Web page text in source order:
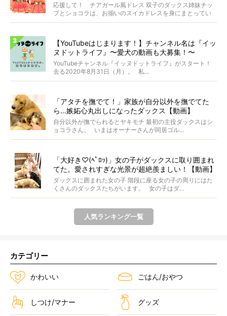
応援して！ チアガール風ドレス 双子のダックス姉妹チッ
プとショコラは、お揃いのスイカドレスを身にまとってい
ます...
【YouTubeはじまります！】チャンネル名は『イッ
ヌドットライフ』〜愛犬の動画も大募集！〜
YouTubeチャンネル『イッヌドットライフ』がスタート！
去る2020年8月31日（月）。 私...
「アタチを撫でて！」家族が自分以外を撫でてた
ら…嫉妬心丸出しになったダックス【動画】
自分以外が撫でられるとヤキモチ 最初の主役ダックスはシ
ョコラさん。 いまはオーナーさんが同居ゴル...
「大好き♡(ﾍﾟﾛｯ)」女の子がダックスに取り囲まれ
てた。愛されすぎな光景が超絶羨ましい！【動画】
ダックスに囲まれた女の子 階段に座る女の子の周りにはた
くさんのダックスたちがいます。 女の子はダ...
人気ランキング一覧
カテゴリー
かわいい ごはん/おやつ
しつけ/マナー グッズ